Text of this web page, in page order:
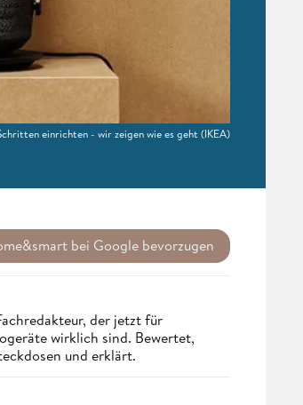
einrichten - wir zeigen wie es geht (IKEA)
bei Google bevorzugen
der jetzt für
wirklich sind. Bewertet,
und erklärt.